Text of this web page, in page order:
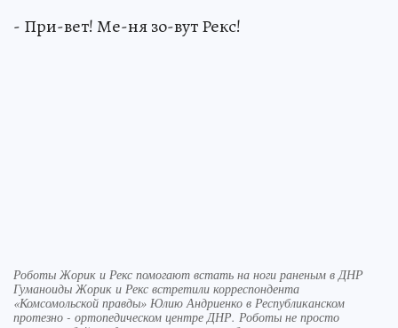
- При-вет! Ме-ня зо-вут Рекс!
Роботы Жорик и Рекс помогают встать на ноги раненым в ДНР
Гуманоиды Жорик и Рекс встретили корреспондента
«Комсомольской правды» Юлию Андриенко в Республиканском
протезно - ортопедическом центре ДНР. Роботы не просто